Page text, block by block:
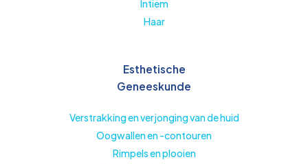
Intiem
Haar
Esthetische
Geneeskunde
Verstrakking en verjonging van de huid
Oogwallen en -contouren
Rimpels en plooien